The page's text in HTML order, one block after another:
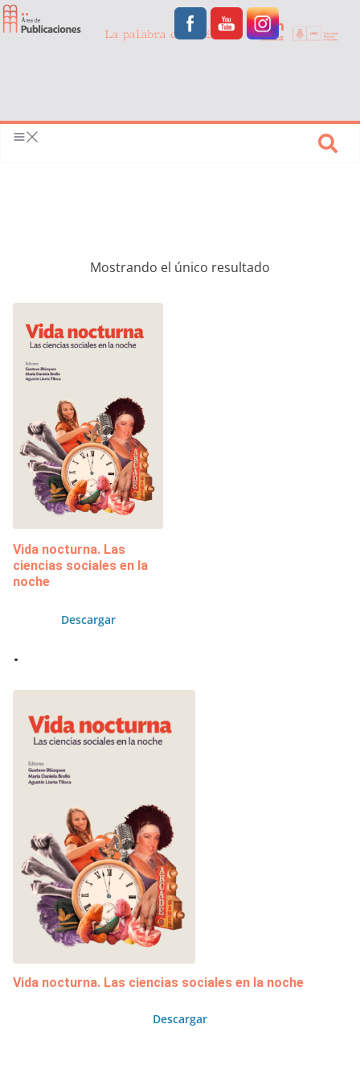
Mostrando el único resultado
Vida nocturna. Las
ciencias sociales en la
noche
Descargar
.
Vida nocturna. Las ciencias sociales en la noche
Descargar